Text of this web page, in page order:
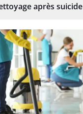
après suicide